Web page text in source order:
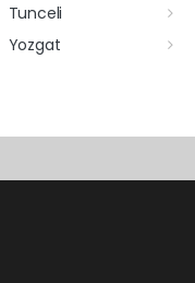
Tunceli
Yozgat